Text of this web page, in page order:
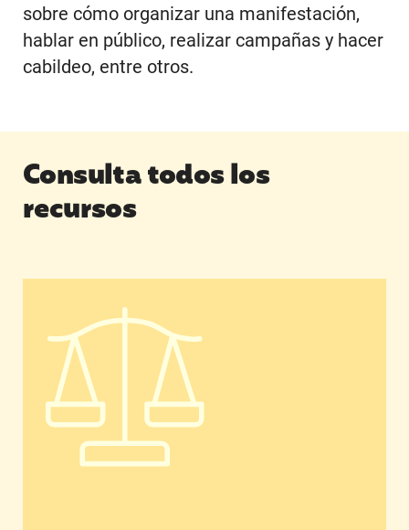
sobre cómo organizar una manifestación,
hablar en público, realizar campañas y hacer
cabildeo, entre otros.
Consulta todos los
recursos